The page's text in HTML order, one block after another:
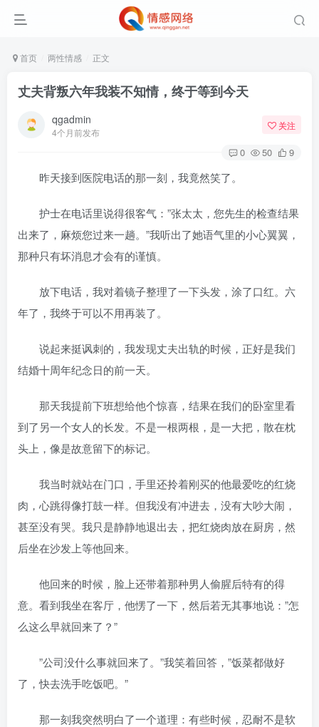
首页 两性情感 正文
丈夫背叛六年我装不知情，终于等到今天
qgadmin
4个月前发布
关注
0 50 9
昨天接到医院电话的那一刻，我竟然笑了。
护士在电话里说得很客气：”张太太，您先生的检查结果
出来了，麻烦您过来一趟。”我听出了她语气里的小心翼翼，
那种只有坏消息才会有的谨慎。
放下电话，我对着镜子整理了一下头发，涂了口红。六
年了，我终于可以不用再装了。
说起来挺讽刺的，我发现丈夫出轨的时候，正好是我们
结婚十周年纪念日的前一天。
那天我提前下班想给他个惊喜，结果在我们的卧室里看
到了另一个女人的长发。不是一根两根，是一大把，散在枕
头上，像是故意留下的标记。
我当时就站在门口，手里还拎着刚买的他最爱吃的红烧
肉，心跳得像打鼓一样。但我没有冲进去，没有大吵大闹，
甚至没有哭。我只是静静地退出去，把红烧肉放在厨房，然
后坐在沙发上等他回来。
他回来的时候，脸上还带着那种男人偷腥后特有的得
意。看到我坐在客厅，他愣了一下，然后若无其事地说：”怎
么这么早就回来了？”
”公司没什么事就回来了。”我笑着回答，”饭菜都做好
了，快去洗手吃饭吧。”
那一刻我突然明白了一个道理：有些时候，忍耐不是软